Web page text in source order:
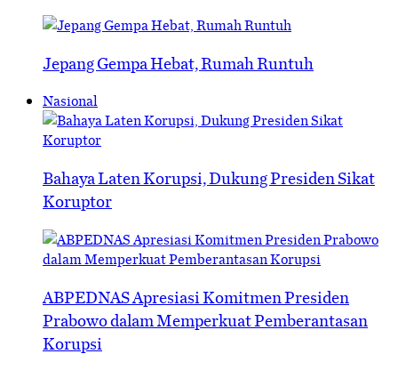
Jepang Gempa Hebat, Rumah Runtuh
Nasional
Bahaya Laten Korupsi, Dukung Presiden Sikat
Koruptor
ABPEDNAS Apresiasi Komitmen Presiden
Prabowo dalam Memperkuat Pemberantasan
Korupsi